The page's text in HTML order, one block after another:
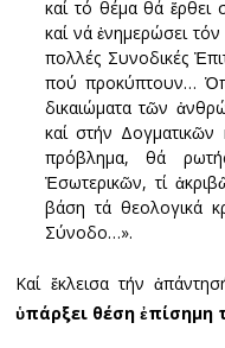
καί τό θέμα θά ἔρθει
καί νά ἐνημερώσει
πολλές Συνοδικές
πού προκύπτουν…
δικαιώματα τῶν
καί στήν
πρόβλημα, θά
Ἐσωτερικῶν, τί
βάση τά θεολογικά
Σύνοδο…».
Καί ἔκλεισα τήν
ὑπάρξει θέση ἐπίσημη